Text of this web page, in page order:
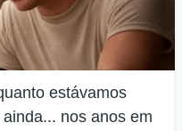
estávamos
nos anos em